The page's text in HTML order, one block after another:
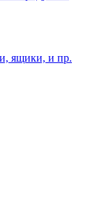
ящики, и пр.